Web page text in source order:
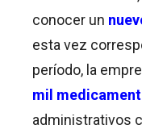
conocer un
esta vez
período, la
mil
administrativos